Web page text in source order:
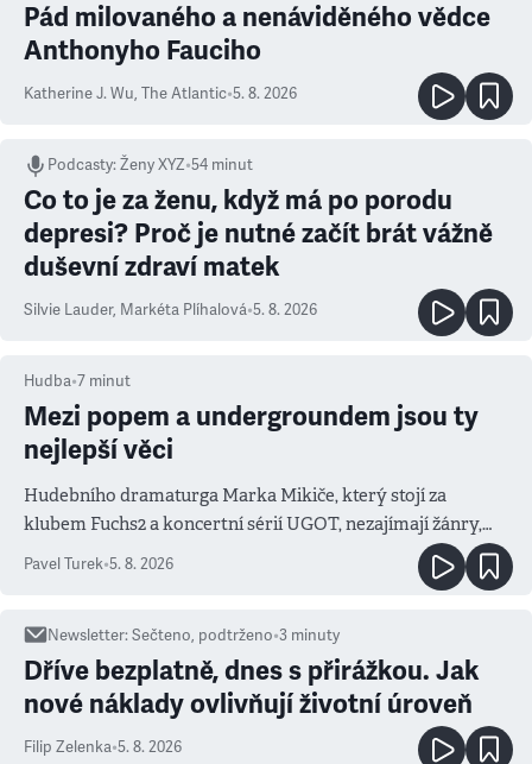
Pád milovaného a nenáviděného vědce
Anthonyho Fauciho
Katherine J. Wu, The Atlantic•5. 8. 2026
Podcasty:Ženy XYZ•54 minut
Co to je za ženu, když má po porodu
depresi? Proč je nutné začít brát vážně
duševní zdraví matek
Silvie Lauder, Markéta Plíhalová•5. 8. 2026
Hudba•7 minut
Mezi popem a undergroundem jsou ty
nejlepší věci
Hudebního dramaturga Marka Mikiče, který stojí za
klubem Fuchs2 a koncertní sérií UGOT, nezajímají žánry,
ale atmosféra
Pavel Turek•5. 8. 2026
Newsletter:Sečteno, podtrženo•3 minuty
Dříve bezplatně, dnes s přirážkou. Jak
nové náklady ovlivňují životní úroveň
Filip Zelenka•5. 8. 2026